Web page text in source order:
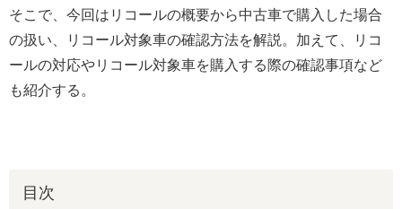
そこで、今回はリコールの概要から中古車で購入した場合
の扱い、リコール対象車の確認方法を解説。加えて、リコ
ールの対応やリコール対象車を購入する際の確認事項など
も紹介する。
目次